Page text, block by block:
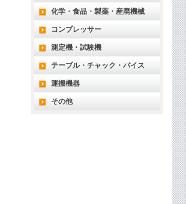
化学・食品・製薬・産廃機械
コンプレッサー
測定機・試験機
テーブル・チャック・バイス
運搬機器
その他